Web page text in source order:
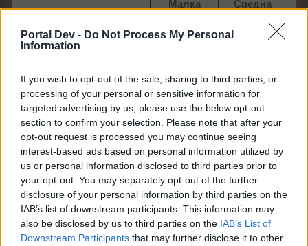
Portal Dev - Do Not Process My Personal
Information
If you wish to opt-out of the sale, sharing to third parties, or
processing of your personal or sensitive information for
targeted advertising by us, please use the below opt-out
section to confirm your selection. Please note that after your
opt-out request is processed you may continue seeing
interest-based ads based on personal information utilized by
us or personal information disclosed to third parties prior to
your opt-out. You may separately opt-out of the further
disclosure of your personal information by third parties on the
IAB’s list of downstream participants. This information may
also be disclosed by us to third parties on the IAB’s List of
Downstream Participants that may further disclose it to other
Малка
Средна
25
Подпалки
70 Огнено
цвете
70 Цветни
фойерверки
50 Супер
тор​
75
Подпалки
150 Огнено
цвете
150 Цветни
фойерверки
100 Супер
тор​